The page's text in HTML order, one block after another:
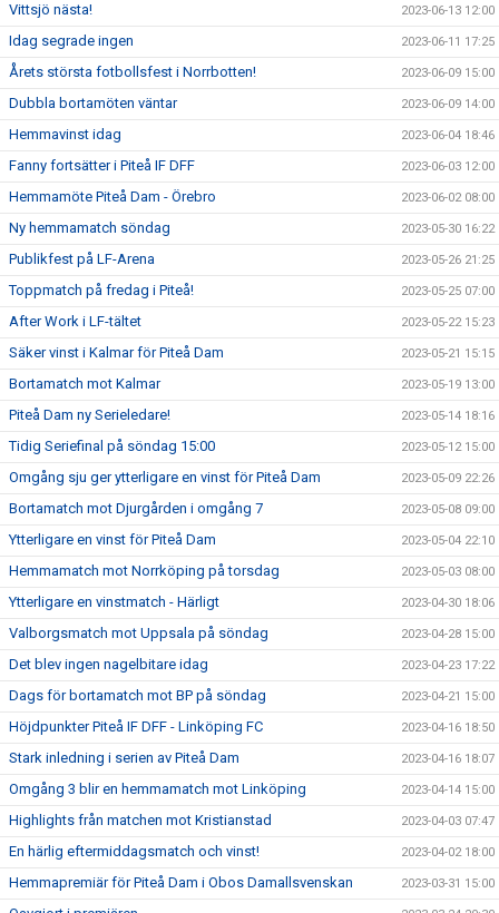
Vittsjö nästa! 2023-06-13 12:00
Idag segrade ingen 2023-06-11 17:25
Årets största fotbollsfest i Norrbotten! 2023-06-09 15:00
Dubbla bortamöten väntar 2023-06-09 14:00
Hemmavinst idag 2023-06-04 18:46
Fanny fortsätter i Piteå IF DFF 2023-06-03 12:00
Hemmamöte Piteå Dam - Örebro 2023-06-02 08:00
Ny hemmamatch söndag 2023-05-30 16:22
Publikfest på LF-Arena 2023-05-26 21:25
Toppmatch på fredag i Piteå! 2023-05-25 07:00
After Work i LF-tältet 2023-05-22 15:23
Säker vinst i Kalmar för Piteå Dam 2023-05-21 15:15
Bortamatch mot Kalmar 2023-05-19 13:00
Piteå Dam ny Serieledare! 2023-05-14 18:16
Tidig Seriefinal på söndag 15:00 2023-05-12 15:00
Omgång sju ger ytterligare en vinst för Piteå Dam 2023-05-09 22:26
Bortamatch mot Djurgården i omgång 7 2023-05-08 09:00
Ytterligare en vinst för Piteå Dam 2023-05-04 22:10
Hemmamatch mot Norrköping på torsdag 2023-05-03 08:00
Ytterligare en vinstmatch - Härligt 2023-04-30 18:06
Valborgsmatch mot Uppsala på söndag 2023-04-28 15:00
Det blev ingen nagelbitare idag 2023-04-23 17:22
Dags för bortamatch mot BP på söndag 2023-04-21 15:00
Höjdpunkter Piteå IF DFF - Linköping FC 2023-04-16 18:50
Stark inledning i serien av Piteå Dam 2023-04-16 18:07
Omgång 3 blir en hemmamatch mot Linköping 2023-04-14 15:00
Highlights från matchen mot Kristianstad 2023-04-03 07:47
En härlig eftermiddagsmatch och vinst! 2023-04-02 18:00
Hemmapremiär för Piteå Dam i Obos Damallsvenskan 2023-03-31 15:00